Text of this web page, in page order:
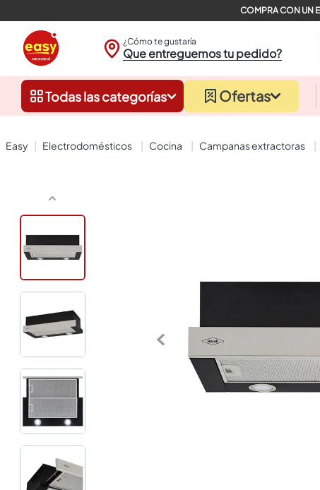
¿Cómo te gustaría
Que entreguemos tu pedido?
Todas las categorías Ofertas
electrodomésticos cocina campanas extractoras